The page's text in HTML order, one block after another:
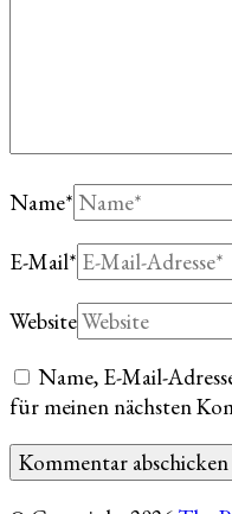
Name*
E-Mail*
Website
Name, E-Mail-
für meinen nächsten